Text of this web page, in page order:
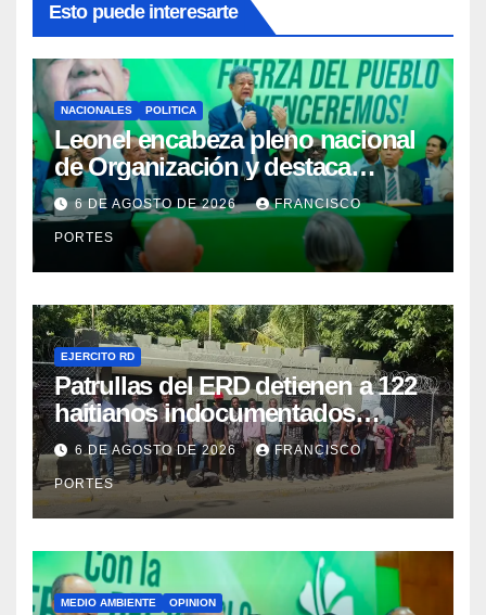
Esto puede interesarte
NACIONALES POLITICA
Leonel encabeza pleno nacional
de Organización y destaca
avances del fortalecimiento
territorial de la FP
6 DE AGOSTO DE 2026 FRANCISCO
PORTES
EJERCITO RD
Patrullas del ERD detienen a 122
haitianos indocumentados
durante intervenciones en
Dajabón y Santiago Rodríguez
6 DE AGOSTO DE 2026 FRANCISCO
PORTES
MEDIO AMBIENTE OPINION